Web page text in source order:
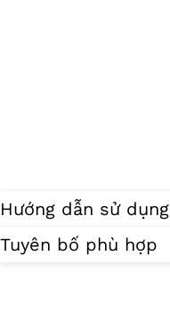
Hướng dẫn sử dụng
Tuyên bố phù hợp